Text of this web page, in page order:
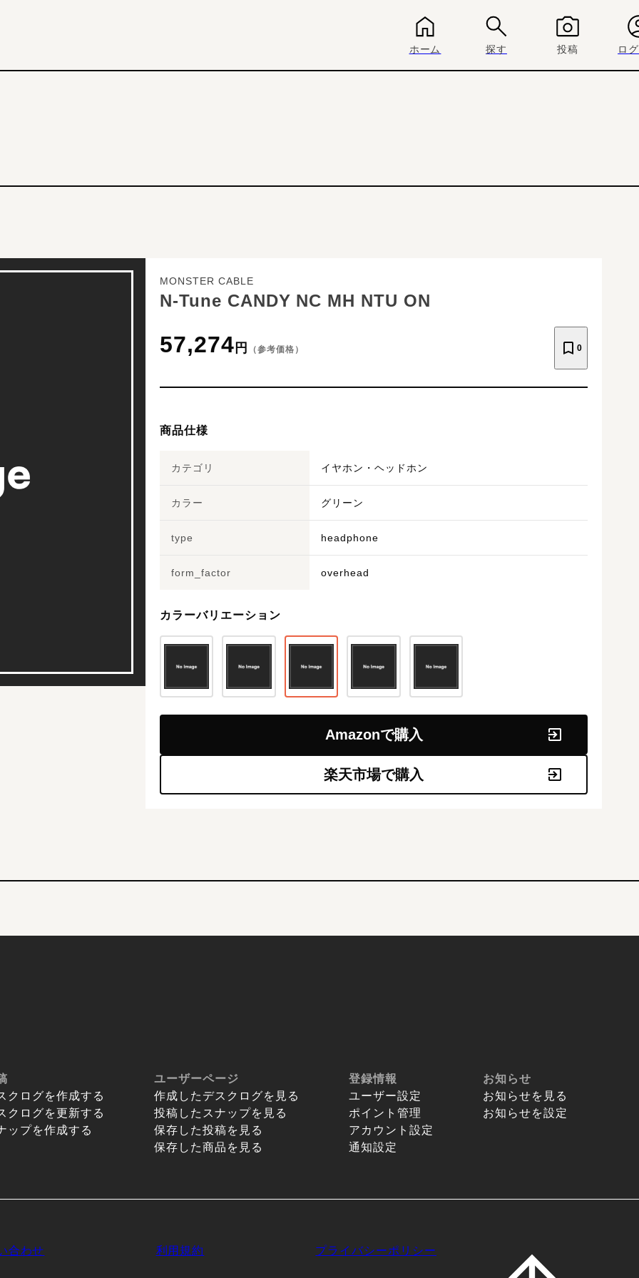
ホーム 探す 投稿 ロ
MONSTER CABLE
N-Tune CANDY NC MH NTU ON
57,274 円 （参考価格） 0
商品仕様
カテゴリ イヤホン・ヘッドホン
カラー グリーン
type headphone
form_factor overhead
カラーバリエーション
Amazonで購入
楽天市場で購入
クログを作成する
クログを更新する
ップを作成する
ユーザーページ
作成したデスクログを見る
投稿したスナップを見る
保存した投稿を見る
保存した商品を見る
登録情報
ユーザー設定
ポイント管理
アカウント設定
通知設定
お知らせ
お知らせを見る
お知らせを設定
合わせ 利用規約 プライバシーポリシー